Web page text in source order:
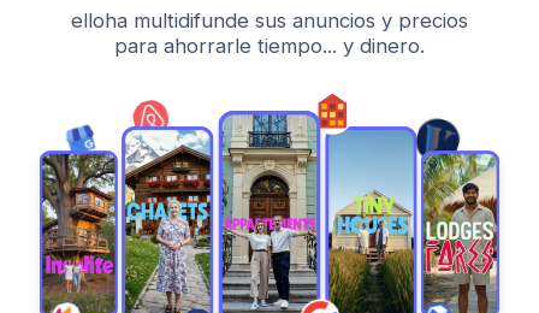
elloha multidifunde sus anuncios y precios
para ahorrarle tiempo... y dinero.